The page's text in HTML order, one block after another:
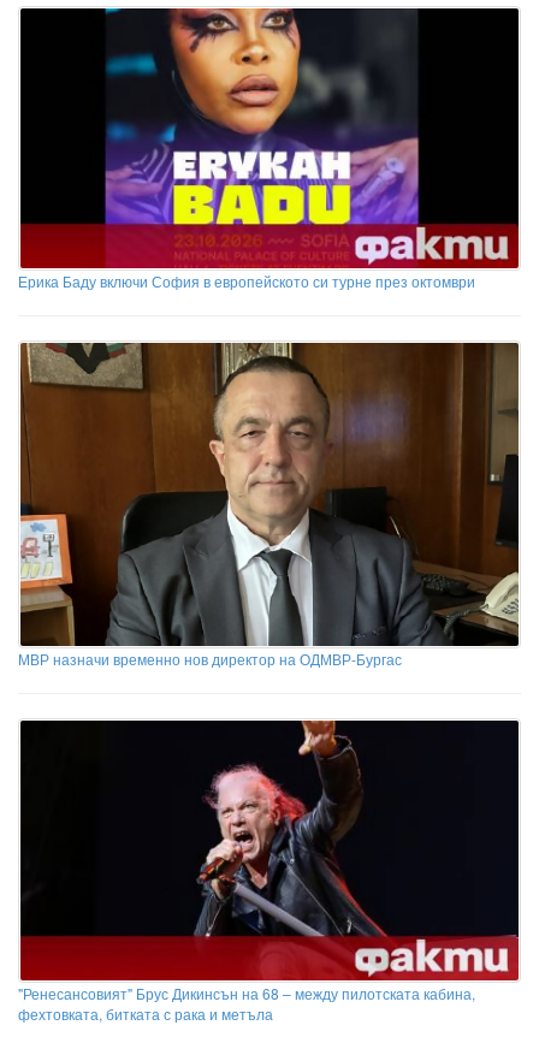
Ерика Баду включи София в европейското си турне през октомври
МВР назначи временно нов директор на ОДМВР-Бургас
"Ренесансовият" Брус Дикинсън на 68 – между пилотската кабина,
фехтовката, битката с рака и метъла